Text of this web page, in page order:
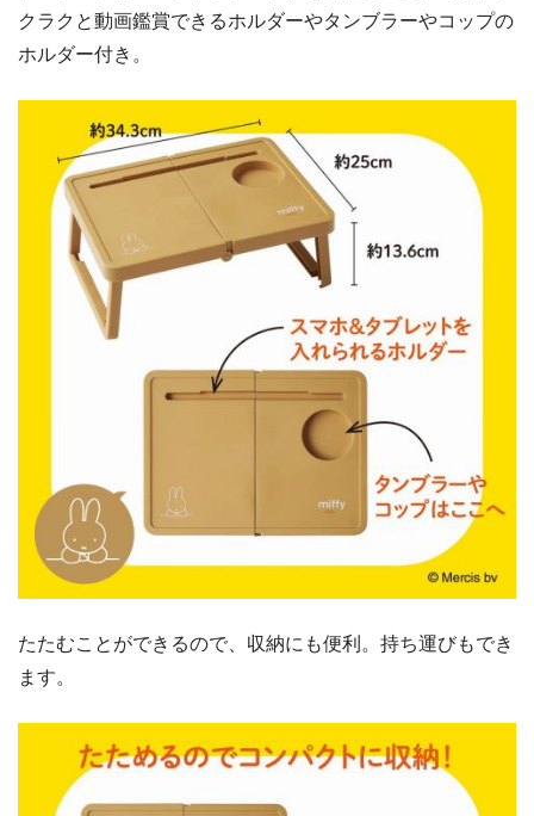
クラクと動画鑑賞できるホルダーやタンブラーやコップの
ホルダー付き。
たたむことができるので、収納にも便利。持ち運びもでき
ます。